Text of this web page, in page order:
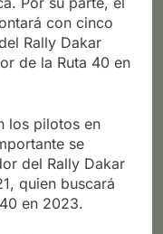
con cinco
Rally Dakar
de la Ruta 40 en
los pilotos en
se
del Rally Dakar
quien buscará
en 2023.